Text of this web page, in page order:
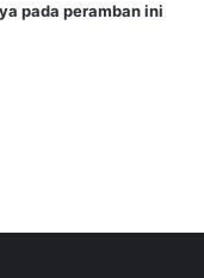
pada peramban ini